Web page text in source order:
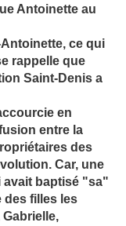
Antoinette au
ce qui
rappelle que
Saint-Denis a
en
entre la
des
Car, une
baptisé "sa"
des filles les